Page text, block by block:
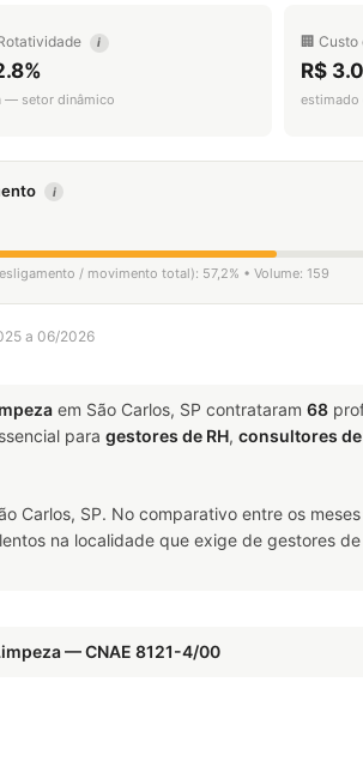
i
— setor dinâmico
🏢 Custo
R$
estimado
i
/ movimento total): 57,2% • Volume: 159
a 06/2026
em São Carlos, SP contrataram 68
para gestores de RH, consultores
Carlos, SP. No comparativo entre os
na localidade que exige de gestores
— CNAE 8121-4/00